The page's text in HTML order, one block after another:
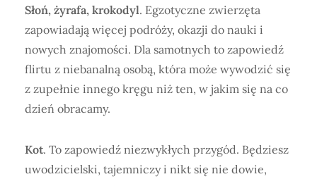
Słoń, żyrafa, krokodyl. Egzotyczne zwierzęta
zapowiadają więcej podróży, okazji do nauki i
nowych znajomości. Dla samotnych to zapowiedź
flirtu z niebanalną osobą, która może wywodzić się
z zupełnie innego kręgu niż ten, w jakim się na co
dzień obracamy.
Kot. To zapowiedź niezwykłych przygód. Będziesz
uwodzicielski, tajemniczy i nikt się nie dowie,